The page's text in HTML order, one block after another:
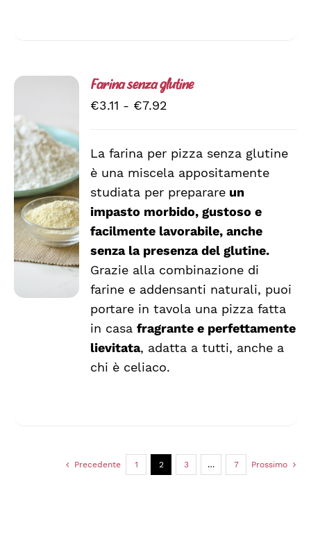
SCEGLI
QUESTO
PRODOTTO
HA
PIÙ
VARIANTI.
LE
OPZIONI
POSSONO
/
DETTAGLI
Farina senza glutine
€3.11 - €7.92
da
€3.11
a
€7.92
La farina per pizza senza glutine
è una miscela appositamente
studiata per preparare un
impasto morbido, gustoso e
facilmente lavorabile, anche
senza la presenza del glutine.
Grazie alla combinazione di
farine e addensanti naturali, puoi
portare in tavola una pizza fatta
in casafragrante e perfettamente
lievitata, adatta a tutti, anche a
chi è celiaco.
Precedente 1 2 3 … 7 Prossimo